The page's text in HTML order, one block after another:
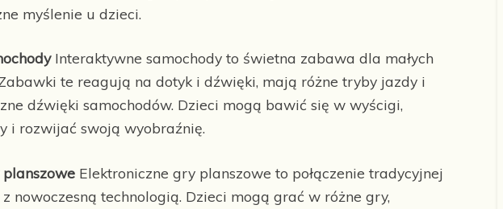
myślenie u dzieci.
Interaktywne samochody to świetna zabawa dla małych
te reagują na dotyk i dźwięki, mają różne tryby jazdy i
dźwięki samochodów. Dzieci mogą bawić się w wyścigi,
i rozwijać swoją wyobraźnię.
Elektroniczne gry planszowe to połączenie tradycyjnej
nowoczesną technologią. Dzieci mogą grać w różne gry,